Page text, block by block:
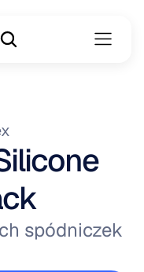
spódniczek